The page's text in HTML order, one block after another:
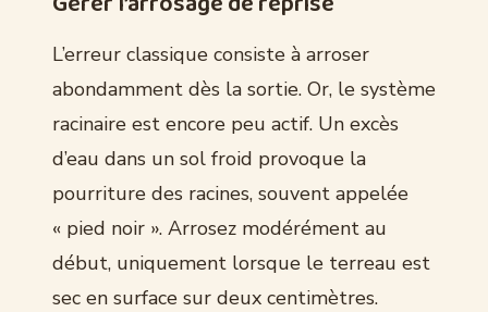
L’erreur classique consiste à arroser
abondamment dès la sortie. Or, le système
racinaire est encore peu actif. Un excès
d’eau dans un sol froid provoque la
pourriture des racines, souvent appelée
« pied noir ». Arrosez modérément au
début, uniquement lorsque le terreau est
sec en surface sur deux centimètres.